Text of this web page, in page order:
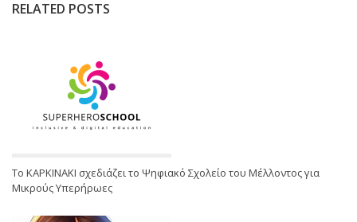
RELATED POSTS
Το ΚΑΡΚΙΝΑΚΙ σχεδιάζει το Ψηφιακό Σχολείο του Μέλλοντος για
Μικρούς Υπερήρωες